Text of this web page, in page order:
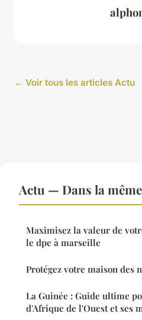
← Voir tous les articles Actu
Actu — Dans la
Maximisez la valeur de
le dpe à marseille
Protégez votre maison des
La Guinée : Guide ultime
d'Afrique de l'Ouest et ses